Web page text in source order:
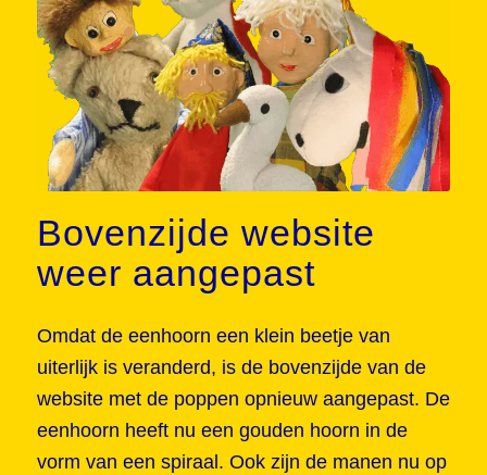
Bovenzijde website
weer aangepast
Omdat de eenhoorn een klein beetje van
uiterlijk is veranderd, is de bovenzijde van de
website met de poppen opnieuw aangepast. De
eenhoorn heeft nu een gouden hoorn in de
vorm van een spiraal. Ook zijn de manen nu op